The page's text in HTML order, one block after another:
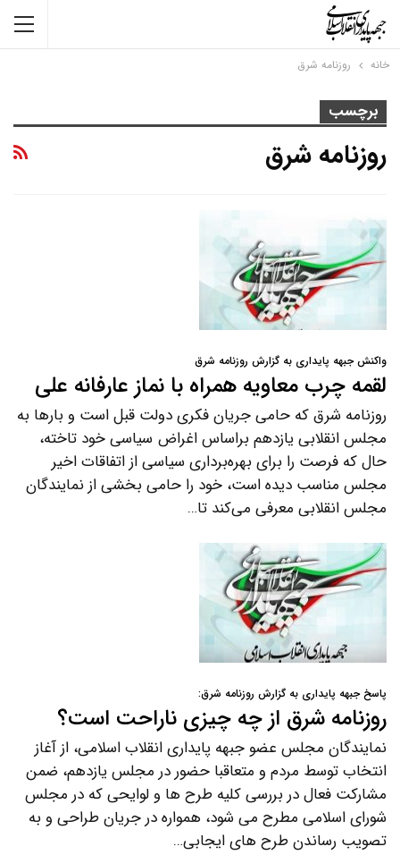
خانه روزنامه شرق
برچسب
روزنامه شرق
واکنش جبهه پایداری به گزارش روزنامه شرق
لقمه چرب معاویه همراه با نماز عارفانه علی
روزنامه شرق که حامی جریان فکری دولت قبل است و بارها به
مجلس انقلابی یازدهم بر‌اساس اغراض سیاسی خود تاخته،
حال که فرصت را برای بهره‌برداری سیاسی از اتفاقات اخیر
مجلس مناسب دیده است، خود را حامی بخشی از نمایندگان
مجلس انقلابی معرفی می‌کند تا…
پاسخ جبهه پایداری به گزارش روزنامه شرق:
روزنامه شرق از چه چیزی ناراحت است؟
نمایندگان مجلس عضو جبهه پایداری انقلاب اسلامی، از آغاز
انتخاب توسط مردم و متعاقبا حضور در مجلس یازدهم، ضمن
مشارکت فعال در بررسی کلیه طرح ها و لوایحی که در مجلس
شورای اسلامی مطرح می شود، همواره در جریان طراحی و به
تصویب رساندن طرح های ایجابی…